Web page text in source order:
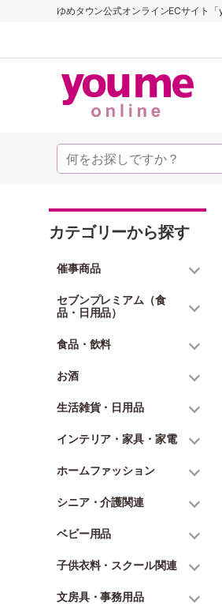
ゆめタウン公式オンラインECサイト「
カテゴリーから探す
催事商品
セブンプレミアム（食
品・日用品）
食品・飲料
お酒
生活雑貨・日用品
インテリア・家具・家電
ホームファッション
シニア・介護関連
ベビー用品
子供衣料・スクール関連
文房具・事務用品